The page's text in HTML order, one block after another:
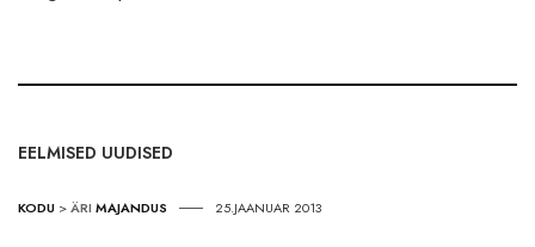
EELMISED UUDISED
KODU >ÄRI MAJANDUS 25.JAANUAR 2013